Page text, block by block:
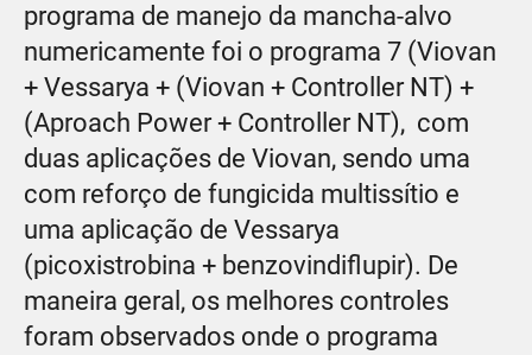
programa de manejo da mancha-alvo
numericamente foi o programa 7 (Viovan
+ Vessarya + (Viovan + Controller NT) +
(Aproach Power + Controller NT), com
duas aplicações de Viovan, sendo uma
com reforço de fungicida multissítio e
uma aplicação de Vessarya
(picoxistrobina + benzovindiflupir). De
maneira geral, os melhores controles
foram observados onde o programa